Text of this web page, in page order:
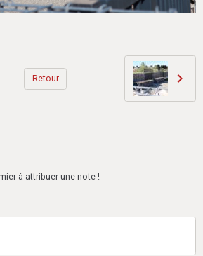
Retour
à attribuer une note !